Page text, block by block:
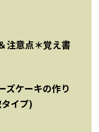
注意点＊覚え書
ズケーキの作り
イプ)